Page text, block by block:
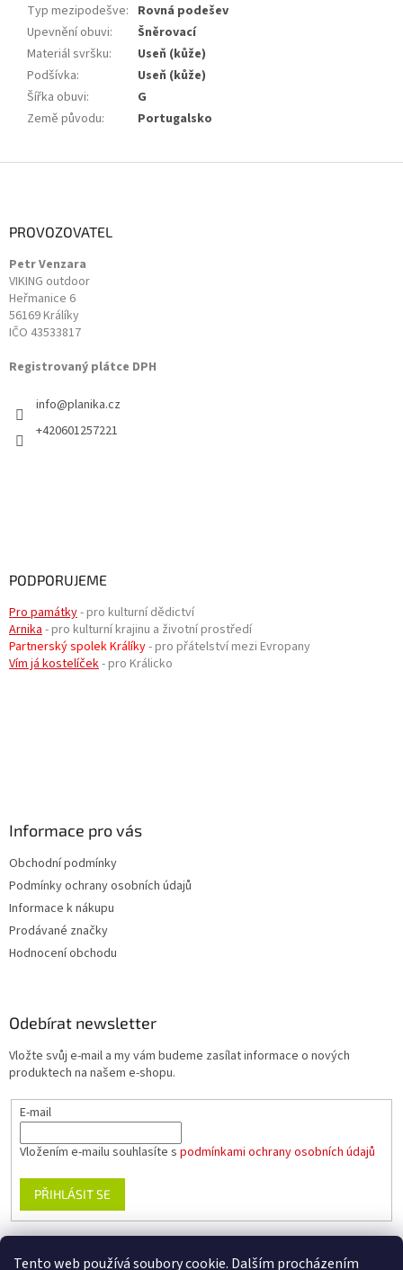
Tento web používá soubory cookie. Dalším procházením
Typ mezipodešve: Rovná podešev
Upevnění obuvi:
Šněrovací
Materiál svršku:
Useň (kůže)
Podšívka:
Useň (kůže)
Šířka obuvi:
G
Země původu: Portugalsko
PROVOZOVATEL
Petr Venzara
VIKING outdoor
Heřmanice 6
56169 Králíky
IČO 43533817
Registrovaný plátce DPH
info@planika.cz
+420601257221
PODPORUJEME
Pro památky- pro kulturní dědictví
Arnika- pro kulturní krajinu a životní prostředí
Partnerský spolek Králíky- pro přátelství mezi Evropany
Vím já kostelíček- pro Králicko
Informace pro vás
Obchodní podmínky
Podmínky ochrany osobních údajů
Informace k nákupu
Prodávané značky
Hodnocení obchodu
Odebírat newsletter
Vložte svůj e-mail a my vám budeme zasílat informace o nových
produktech na našem e-shopu.
E-mail
Vložením e-mailu souhlasíte s podmínkami ochrany osobních údajů
PŘIHLÁSIT SE
www.planika.cz www.trekingovaobuv.cz www.regaobuv.cz